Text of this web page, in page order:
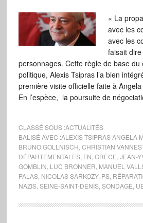
« La
avec les
avec les
faisait
personnages. Cette règle de base du
politique, Alexis Tsipras l’a bien
première visite officielle faite à
En l’espèce, la poursuite de
CLASSÉ SOUS :ACTUALITÉS
BALISÉ AVEC :ALEXIS TSIPRAS ANGELA
BRUNO GOLLNISCH CHRISTIAN
DÉPARTEMENTALES, FN GRÈCE JEAN-
GOMBLIN LUC BRONNER MANUEL
PALAS, NICOLAS SARKOZY, PS,
NAZIS, SEINE-SAINT-DENIS, SONDAGE